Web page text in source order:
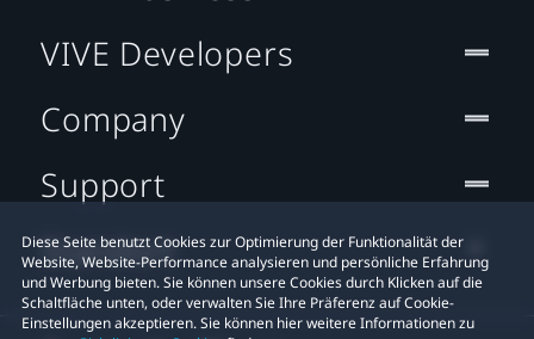
Diese Seite benutzt Cookies zur Optimierung der Funktionalität der
Website, Website-Performance analysieren und persönliche Erfahrung
und Werbung bieten. Sie können unsere Cookies durch Klicken auf die
Schaltfläche unten, oder verwalten Sie Ihre Präferenz auf Cookie-
Einstellungen akzeptieren. Sie können hier weitere Informationen zu
VIVE Developers
Company
Support
Standort